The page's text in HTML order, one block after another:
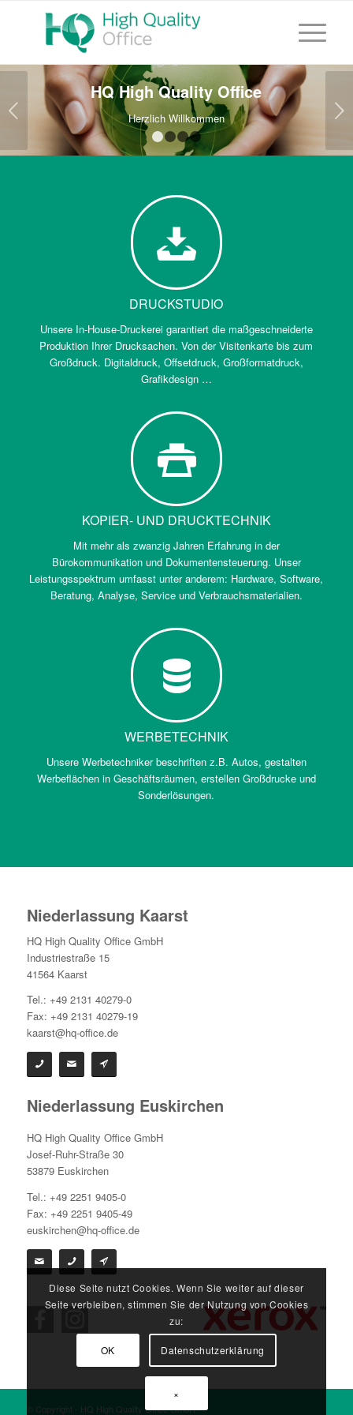
HQ High Quality Office
Herzlich Willkommen Weiter
1 2 3 4
DRUCKSTUDIO
Unsere In-House-Druckerei garantiert die maßgeschneiderte
Produktion Ihrer Drucksachen. Von der Visitenkarte bis zum
Großdruck. Digitaldruck, Offsetdruck, Großformatdruck,
Grafikdesign …
KOPIER- UND DRUCKTECHNIK
Mit mehr als zwanzig Jahren Erfahrung in der
Bürokommunikation und Dokumentensteuerung. Unser
Leistungsspektrum umfasst unter anderem: Hardware, Software,
Beratung, Analyse, Service und Verbrauchsmaterialien.
WERBETECHNIK
Unsere Werbetechniker beschriften z.B. Autos, gestalten
Werbeflächen in Geschäftsräumen, erstellen Großdrucke und
Sonderlösungen.
Niederlassung Kaarst
HQ High Quality Office GmbH
Industriestraße 15
41564 Kaarst
Tel.: +49 2131 40279-0
Fax: +49 2131 40279-19
kaarst@hq-office.de
Niederlassung Euskirchen
HQ High Quality Office GmbH
Josef-Ruhr-Straße 30
53879 Euskirchen
Tel.: +49 2251 9405-0
Fax: +49 2251 9405-49
euskirchen@hq-office.de
© Copyright - HQ High Quality Office GmbH
Diese Seite nutzt Cookies. Wenn Sie weiter auf dieser
Seite verbleiben, stimmen Sie der Nutzung von Cookies
zu:
OK Datenschutzerklärung
×